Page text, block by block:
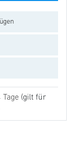
Tage (gilt für